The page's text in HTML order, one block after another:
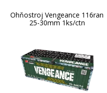
Ohňostroj Vengeance 116ran
25-30mm 1ks/ctn